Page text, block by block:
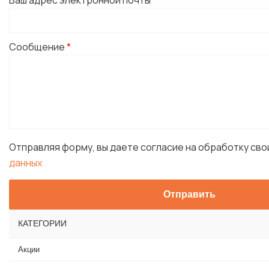
Сообщение*
Отправляя форму, вы даете согласие на обработку
данных
КАТЕГОРИИ
Акции